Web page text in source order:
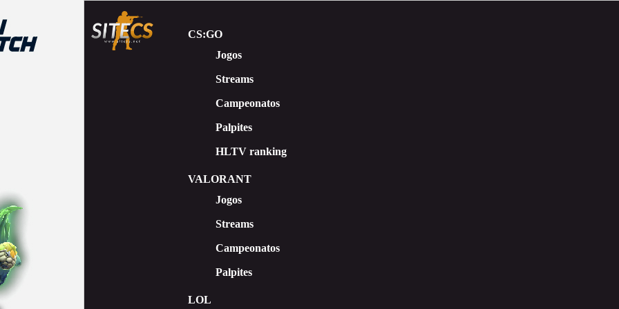
CS:GO
Jogos
Streams
Сampeonatos
Palpites
HLTV ranking
VALORANT
Jogos
Streams
Campeonatos
Palpites
LOL